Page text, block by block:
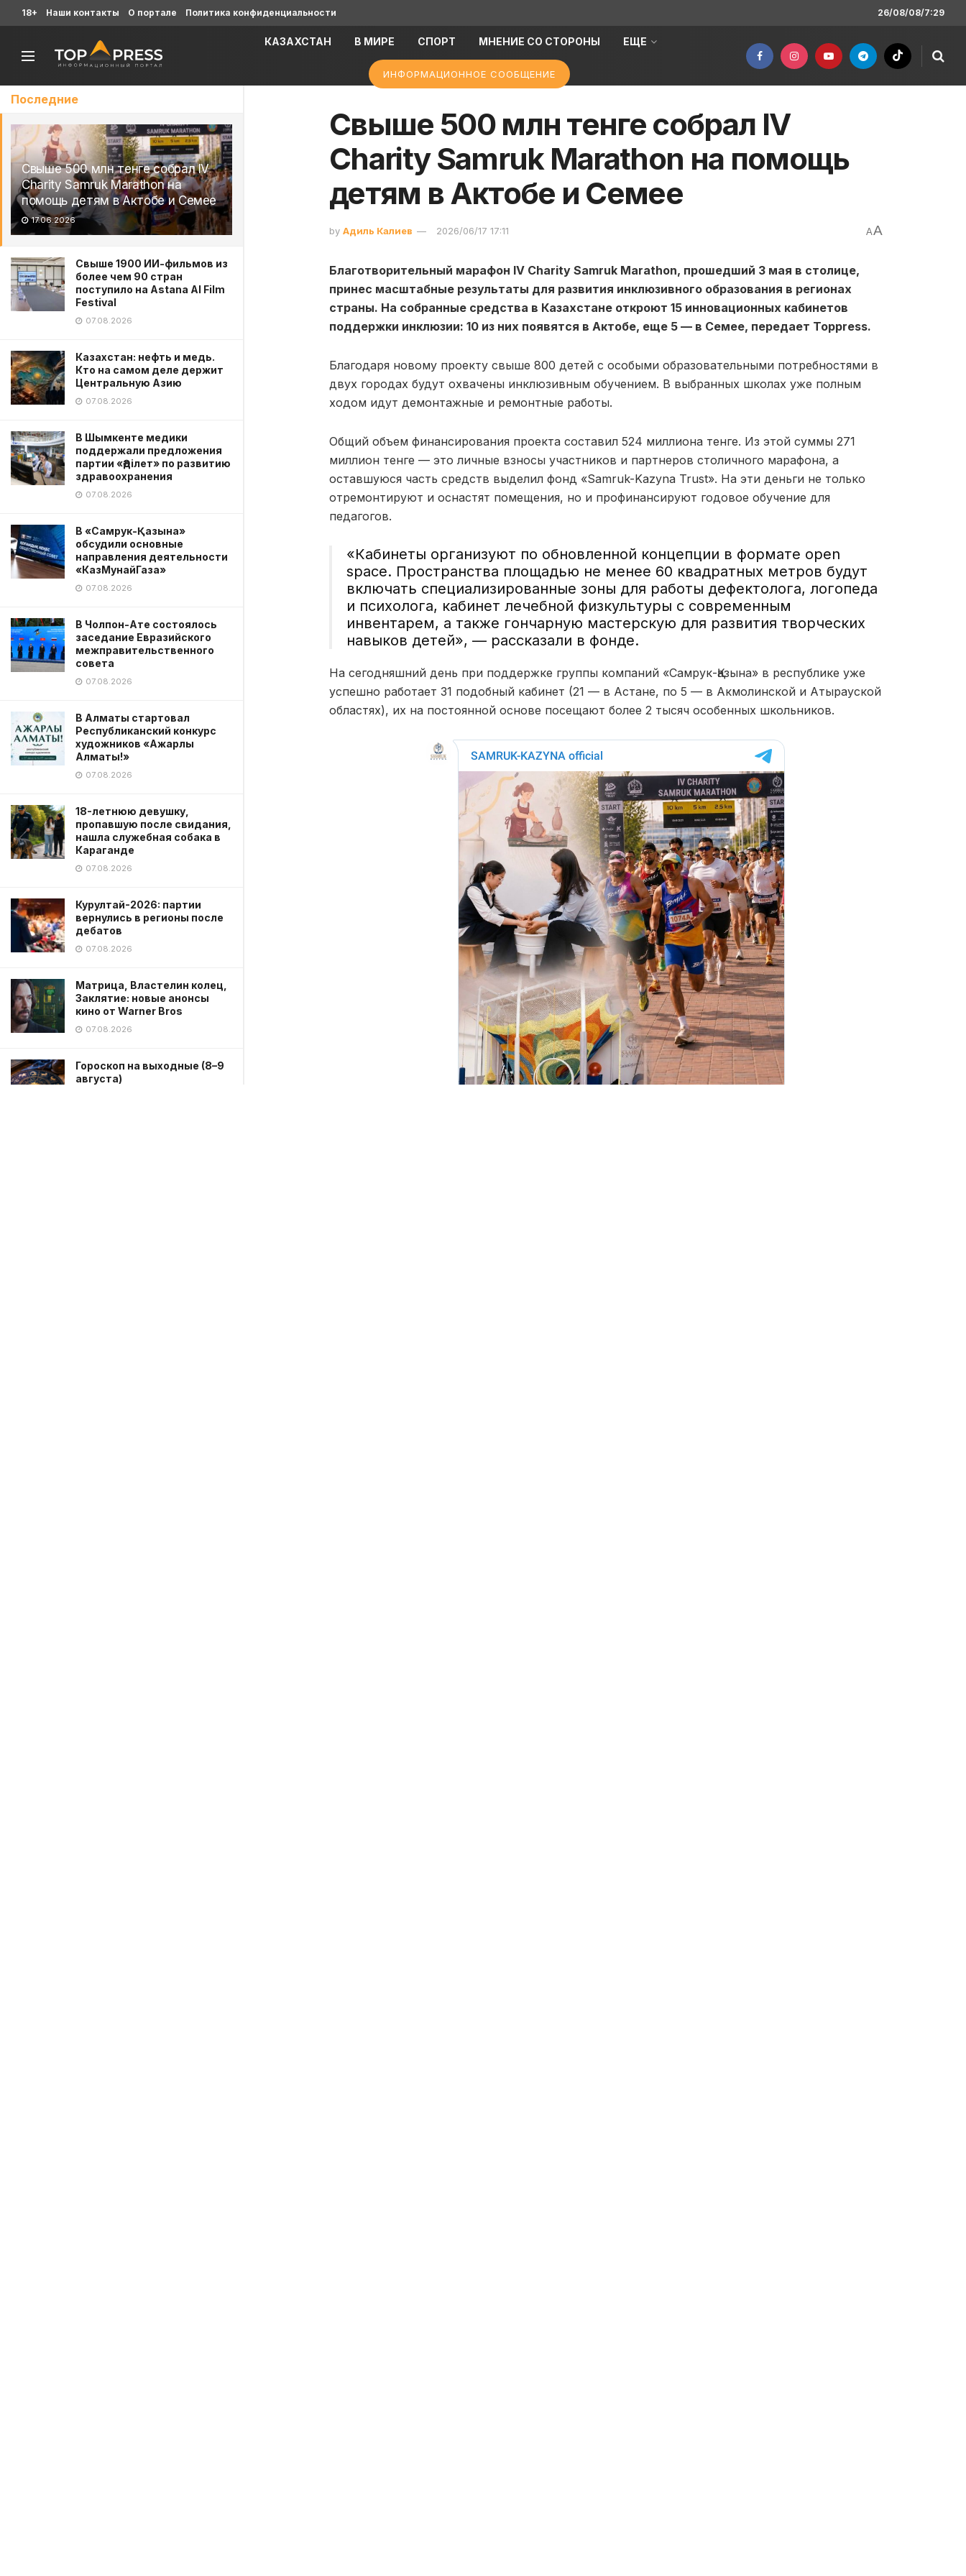
Последние
Свыше 500 млн тенге собрал IV
Charity Samruk Marathon на
помощь детям в Актобе и Семее
17.06.2026
Свыше 1900 ИИ-фильмов из
более чем 90 стран
поступило на Astana AI Film
Festival
07.08.2026
Казахстан: нефть и медь.
Кто на самом деле держит
Центральную Азию
07.08.2026
В Шымкенте медики
поддержали предложения
партии «Әділет» по развитию
здравоохранения
07.08.2026
В «Самрук-Қазына»
обсудили основные
направления деятельности
«КазМунайГаза»
07.08.2026
В Чолпон-Ате состоялось
заседание Евразийского
межправительственного
совета
07.08.2026
В Алматы стартовал
Республиканский конкурс
художников «Ажарлы
Алматы!»
07.08.2026
18-летнюю девушку,
пропавшую после свидания,
нашла служебная собака в
Караганде
07.08.2026
Курултай-2026: партии
вернулись в регионы после
дебатов
07.08.2026
Матрица, Властелин колец,
Заклятие: новые анонсы
кино от Warner Bros
07.08.2026
Гороскоп на выходные (8–9
августа)
18+ Наши контакты О портале Политика конфиденциальности 26/08/08/7:29
КАЗАХСТАН В МИРЕ СПОРТ МНЕНИЕ СО СТОРОНЫ ЕЩЕ
ИНФОРМАЦИОННОЕ СООБЩЕНИЕ
Свыше 500 млн тенге собрал IV
Charity Samruk Marathon на помощь
детям в Актобе и Семее
by Адиль Калиев 2026/06/17 17:11 AA
Благотворительный марафон IV Charity Samruk Marathon, прошедший 3 мая в столице,
принес масштабные результаты для развития инклюзивного образования в регионах
страны. На собранные средства в Казахстане откроют 15 инновационных кабинетов
поддержки инклюзии: 10 из них появятся в Актобе, еще 5 — в Семее, передает Toppress.
Благодаря новому проекту свыше 800 детей с особыми образовательными потребностями в
двух городах будут охвачены инклюзивным обучением. В выбранных школах уже полным
ходом идут демонтажные и ремонтные работы.
Общий объем финансирования проекта составил 524 миллиона тенге. Из этой суммы 271
миллион тенге — это личные взносы участников и партнеров столичного марафона, а
оставшуюся часть средств выделил фонд «Samruk-Kazyna Trust». На эти деньги не только
отремонтируют и оснастят помещения, но и профинансируют годовое обучение для
педагогов.
«Кабинеты организуют по обновленной концепции в формате open
space. Пространства площадью не менее 60 квадратных метров будут
включать специализированные зоны для работы дефектолога, логопеда
и психолога, кабинет лечебной физкультуры с современным
инвентарем, а также гончарную мастерскую для развития творческих
навыков детей», — рассказали в фонде.
На сегодняшний день при поддержке группы компаний «Самрук-Қазына» в республике уже
успешно работает 31 подобный кабинет (21 — в Астане, по 5 — в Акмолинской и Атырауской
областях), их на постоянной основе посещают более 2 тысяч особенных школьников.